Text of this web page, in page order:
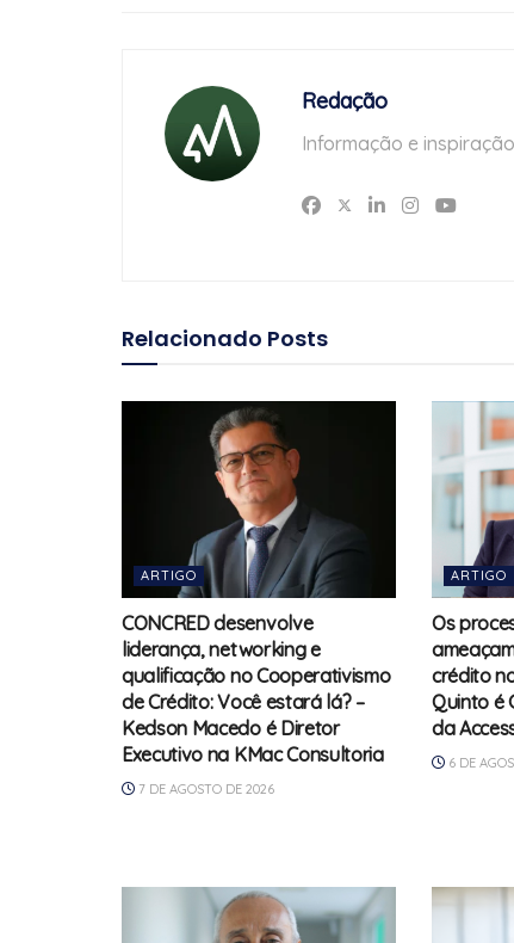
Redação
Informação e
Relacionado Posts
ARTIGO
CONCRED desenvolve
liderança, networking e
qualificação no Cooperativismo
de Crédito: Você estará lá? –
Kedson Macedo é Diretor
Executivo na KMac Consultoria
7 DE AGOSTO DE 2026
ARTIGO
Os
crédito
Quinto é
da
6 DE